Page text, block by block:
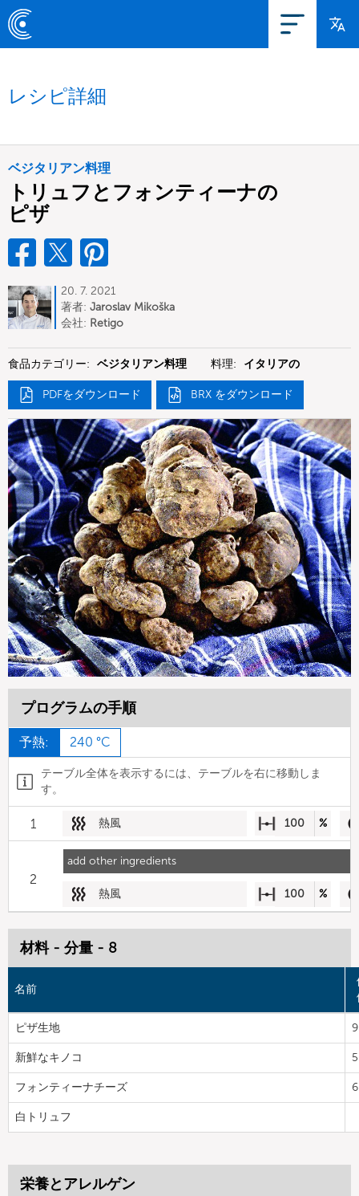
レシピ詳細
ベジタリアン料理
トリュフとフォンティーナの
ピザ
20. 7. 2021
著者: Jaroslav Mikoška
会社: Retigo
食品カテゴリー: ベジタリアン料理 料理: イタリアの
PDFをダウンロード BRX をダウンロード
プログラムの手順
予熱: 240 °C
テーブル全体を表示するには、テーブルを右に移動しま
す。
1 熱風 100 %
add other ingredients
2
熱風 100 %
材料 - 分量 - 8
名前
ピザ生地
新鮮なキノコ
フォンティーナチーズ
白トリュフ
栄養とアレルゲン